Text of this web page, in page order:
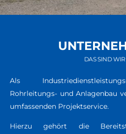
DAS SIND WIR
Als
Rohrleitungs- und Anlagenbau
umfassenden Projektservice.
Hierzu gehört die